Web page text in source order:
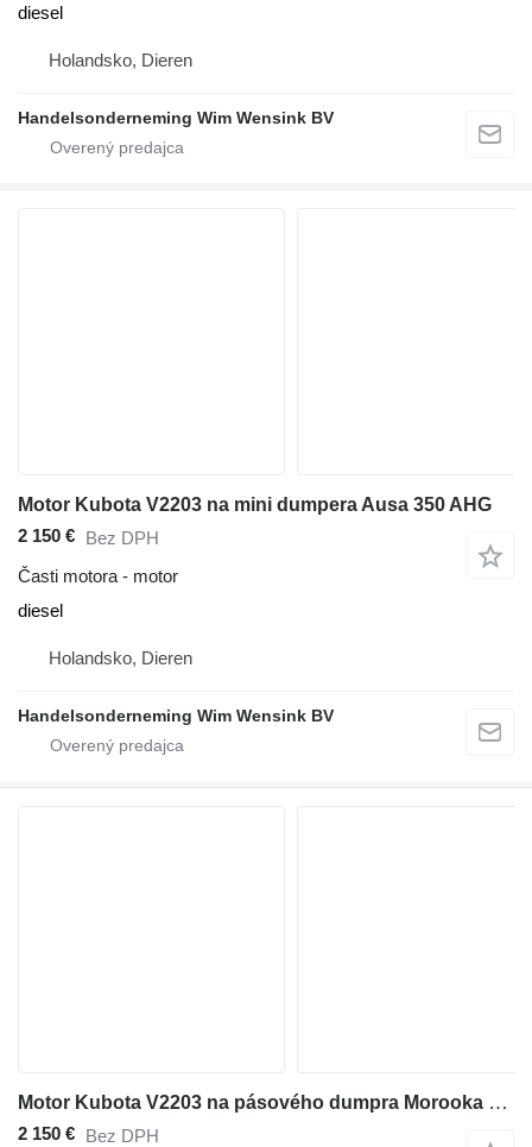
diesel
Holandsko, Dieren
Handelsonderneming Wim Wensink BV
Motor Kubota V2203 na mini dumpera Ausa 350 AHG
2 150 € Bez DPH
Časti motora - motor
diesel
Holandsko, Dieren
Handelsonderneming Wim Wensink BV
Motor Kubota V2203 na pásového dumpra Morooka MST 300 VDR
2 150 € Bez DPH